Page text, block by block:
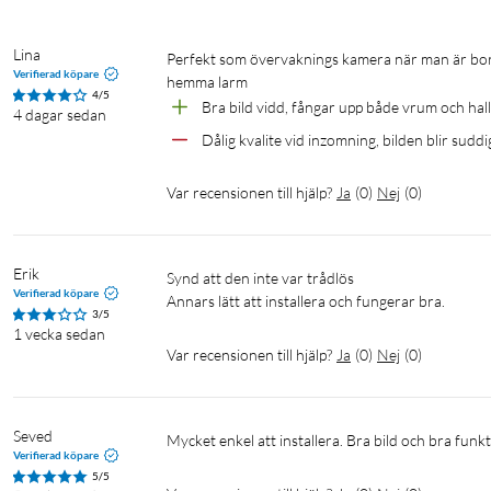
Med appen TP-Link Tapo (iOS/Android) får du en live-view
eller surfplatta. Här kan du även manuellt spara bilder och
molntjänst (extra kostnad tillkommer). I appen hanteras även
Användning: Inomhus
Strömförsörjning: AC 100–240 V, 50/60 Hz (adapter ingår)
Ström ut, adapter: DC 9 V/0,6 A
Kabellängd: 3 m
Driftstemperatur: 0 °C till 40 °C
Nätverk
TP-link Tapo-app: iOS, Android
Lina
Verifierad köpare
4/5
4 dagar sedan
Perfekt som övervaknings kamera när man är bortrest på semestern. Istället för att behöva betala dyra pengar för ett
hemma larm
Bra bild vidd, fångar upp både vrum och hall
Dålig kvalite vid inzomning, bilden blir
Var recensionen till hjälp? Ja (0) Nej (0)
Erik
Verifierad köpare
3/5
1 vecka sedan
Synd att den inte var trådlös
Annars lätt att installera och fungerar bra.
Var recensionen till hjälp? Ja (0) Nej (0)
Seved
Verifierad köpare
5/5
Mycket enkel att installera. Bra bild och bra